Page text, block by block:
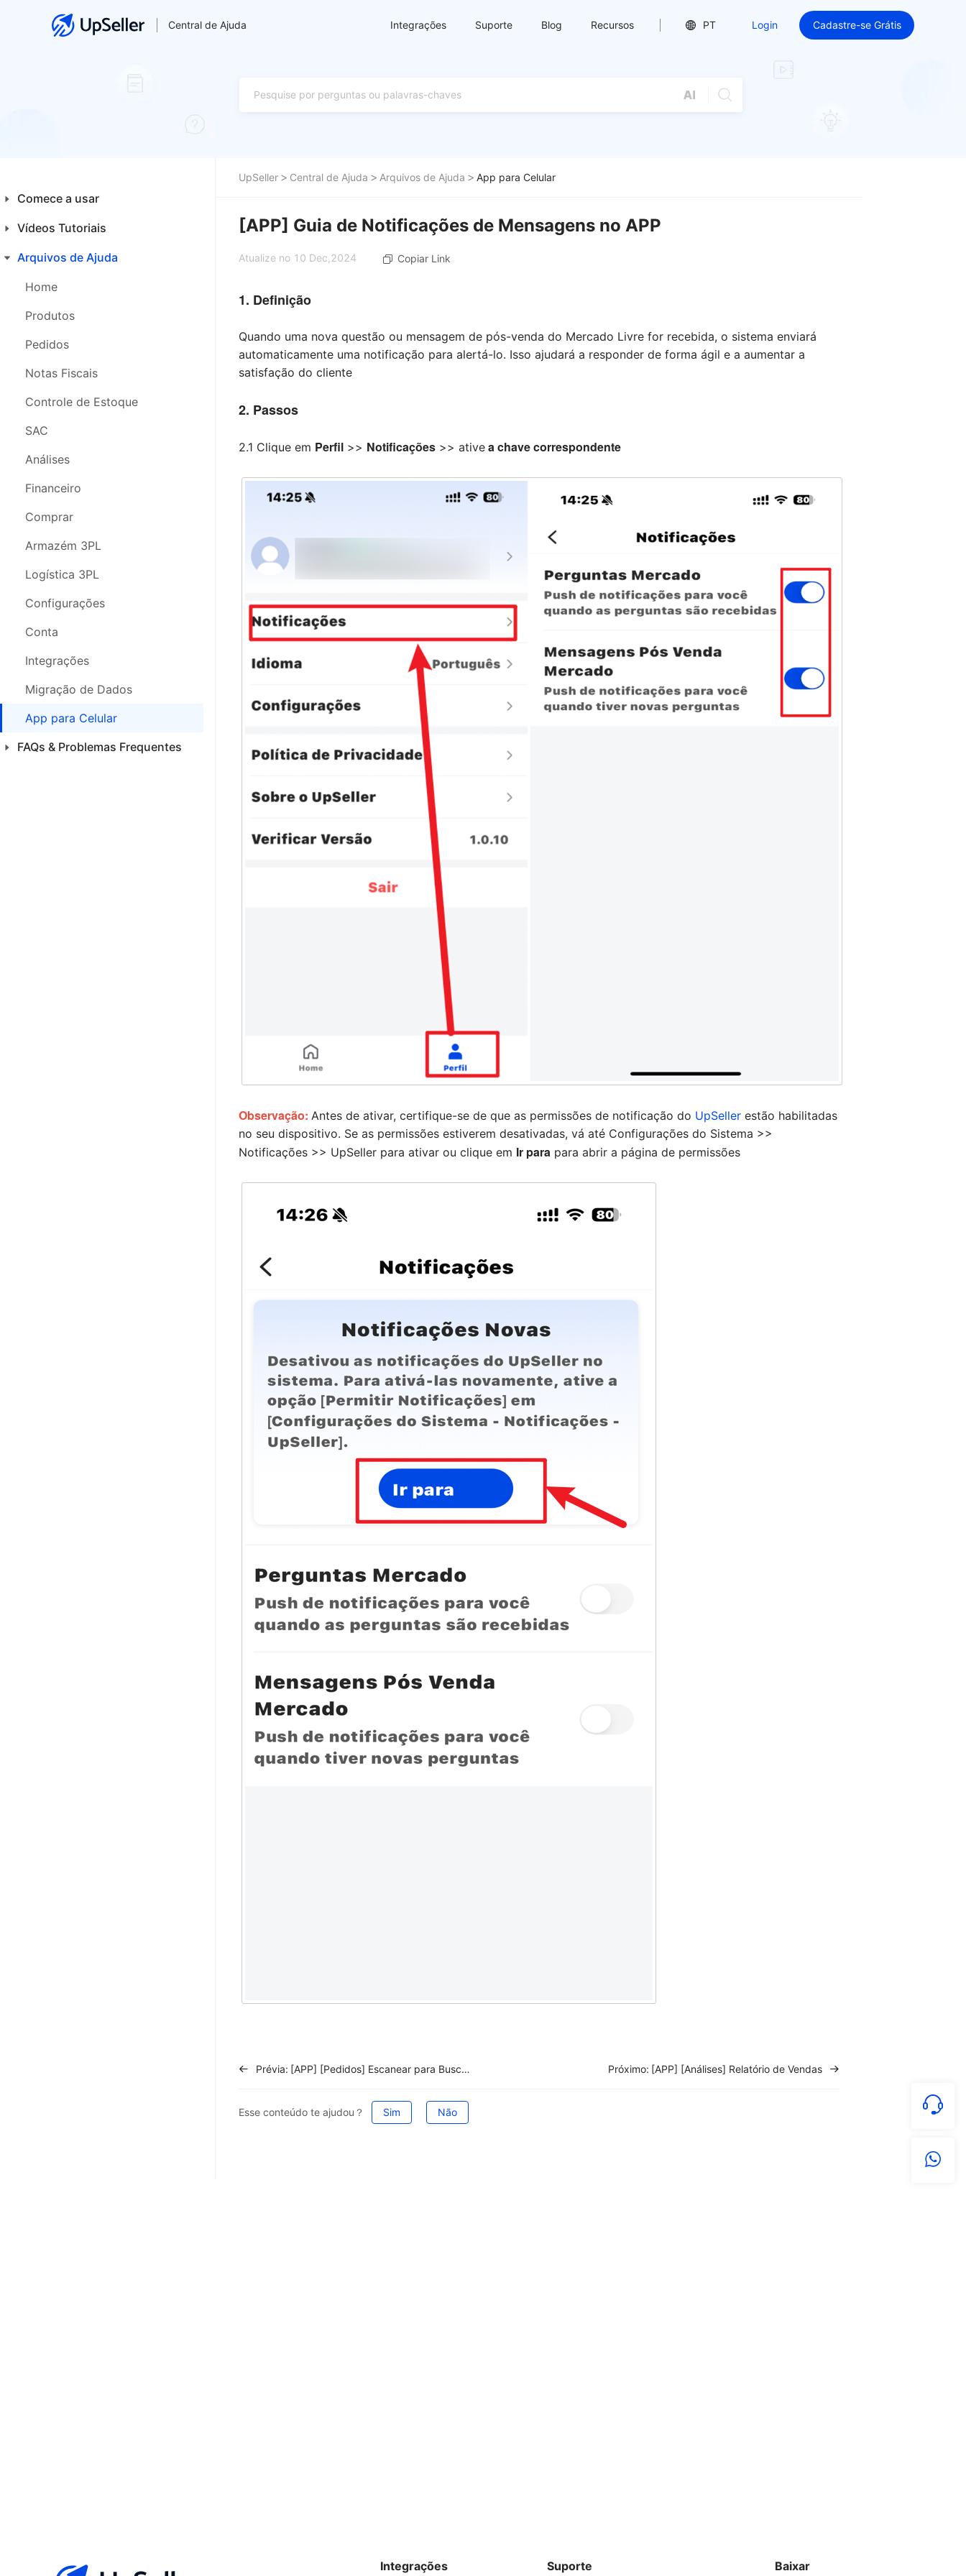
Central de Ajuda Integrações Suporte Blog Recursos PT Login Cadastre-se Grátis
Comece a usar
Introdução aos Iniciantes
Plataformas
Primeiros Passos
Vídeos Tutoriais
Financeiro
Integrações
Produtos
Pedidos
Nota Fiscal
Estoque
Análises
SAC
Compras
Configurações
Segurança da Conta
Webinars
Arquivos de Ajuda
Home
Produtos
Pedidos
Notas Fiscais
Controle de Estoque
SAC
Análises
Financeiro
Comprar
Armazém 3PL
Logística 3PL
Configurações
Conta
Integrações
Migração de Dados
App para Celular
FAQs & Problemas Frequentes
UpSeller Central de Ajuda Arquivos de Ajuda App para Celular
[APP] Guia de Notificações de Mensagens no APP
Atualize no 10 Dec,2024 Copiar Link
1. Definição
Quando uma nova questão ou mensagem de pós-venda do Mercado Livre for recebida, o sistema enviará
automaticamente uma notificação para alertá-lo. Isso ajudará a responder de forma ágil e a aumentar a
satisfação do cliente
2. Passos
2.1 Clique em Perfil >> Notificações >> ative a chave correspondente
Observação: Antes de ativar, certifique-se de que as permissões de notificação do UpSeller estão habilitadas
no seu dispositivo. Se as permissões estiverem desativadas, vá até Configurações do Sistema >>
Notificações >> UpSeller para ativar ou clique em Ir para para abrir a página de permissões
Prévia: [APP] [Pedidos] Escanear para Buscar Próximo: [APP] [Análises] Relatório de Vendas
Esse conteúdo te ajudou？ Sim Não
Integrações Suporte Baixar